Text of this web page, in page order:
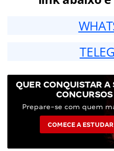
QUER CONQUISTAR
Prepare-se com quem
COMECE A